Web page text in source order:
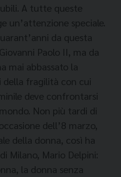
A tutte queste
un’attenzione speciale.
da questa
Paolo II, ma da
mai abbassato la
fragilità con cui
deve confrontarsi
Non più tardi di
dell’8 marzo,
della donna, così ha
Milano, Mario Delpini:
la donna senza